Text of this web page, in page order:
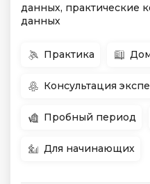
данных, практические
данных
Практика
Консультация
Пробный период
Для начинающих